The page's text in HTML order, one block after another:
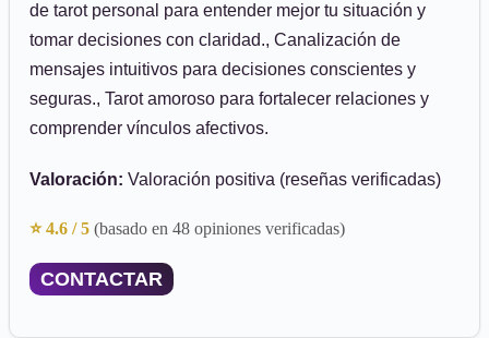
de tarot personal para entender mejor tu situación y
tomar decisiones con claridad., Canalización de
mensajes intuitivos para decisiones conscientes y
seguras., Tarot amoroso para fortalecer relaciones y
comprender vínculos afectivos.
Valoración: Valoración positiva (reseñas verificadas)
⭐ 4.6 / 5 (basado en 48 opiniones verificadas)
CONTACTAR